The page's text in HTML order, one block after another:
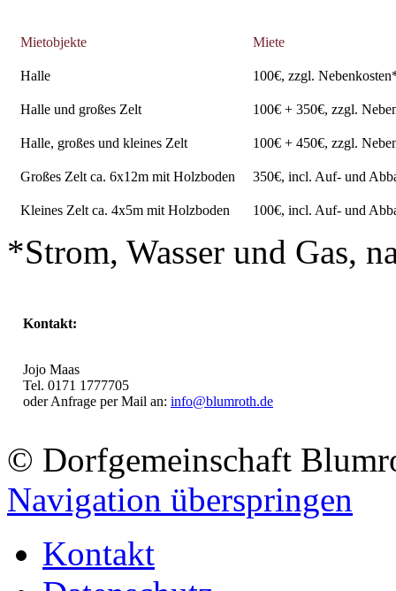
Mietobjekte Miete
Halle 100€, zzgl.
Halle und großes Zelt 100€ + 350€, zzgl.
Halle, großes und kleines Zelt 100€ + 450€, zzgl.
Großes Zelt ca. 6x12m mit Holzboden 350€, incl. Auf- und
Kleines Zelt ca. 4x5m mit Holzboden 100€, incl. Auf- und
*Strom, Wasser und Gas,
Kontakt:
Jojo Maas
Tel. 0171 1777705
oder Anfrage per Mail an: info@blumroth.de
© Dorfgemeinschaft
Navigation überspringen
Kontakt